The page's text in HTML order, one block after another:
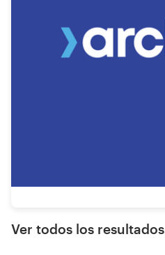
Ver todos los resultados